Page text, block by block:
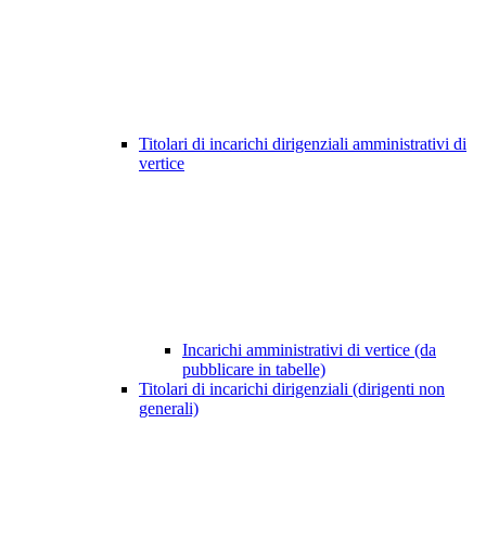
Titolari di incarichi dirigenziali amministrativi di
vertice
Incarichi amministrativi di vertice (da
pubblicare in tabelle)
Titolari di incarichi dirigenziali (dirigenti non
generali)